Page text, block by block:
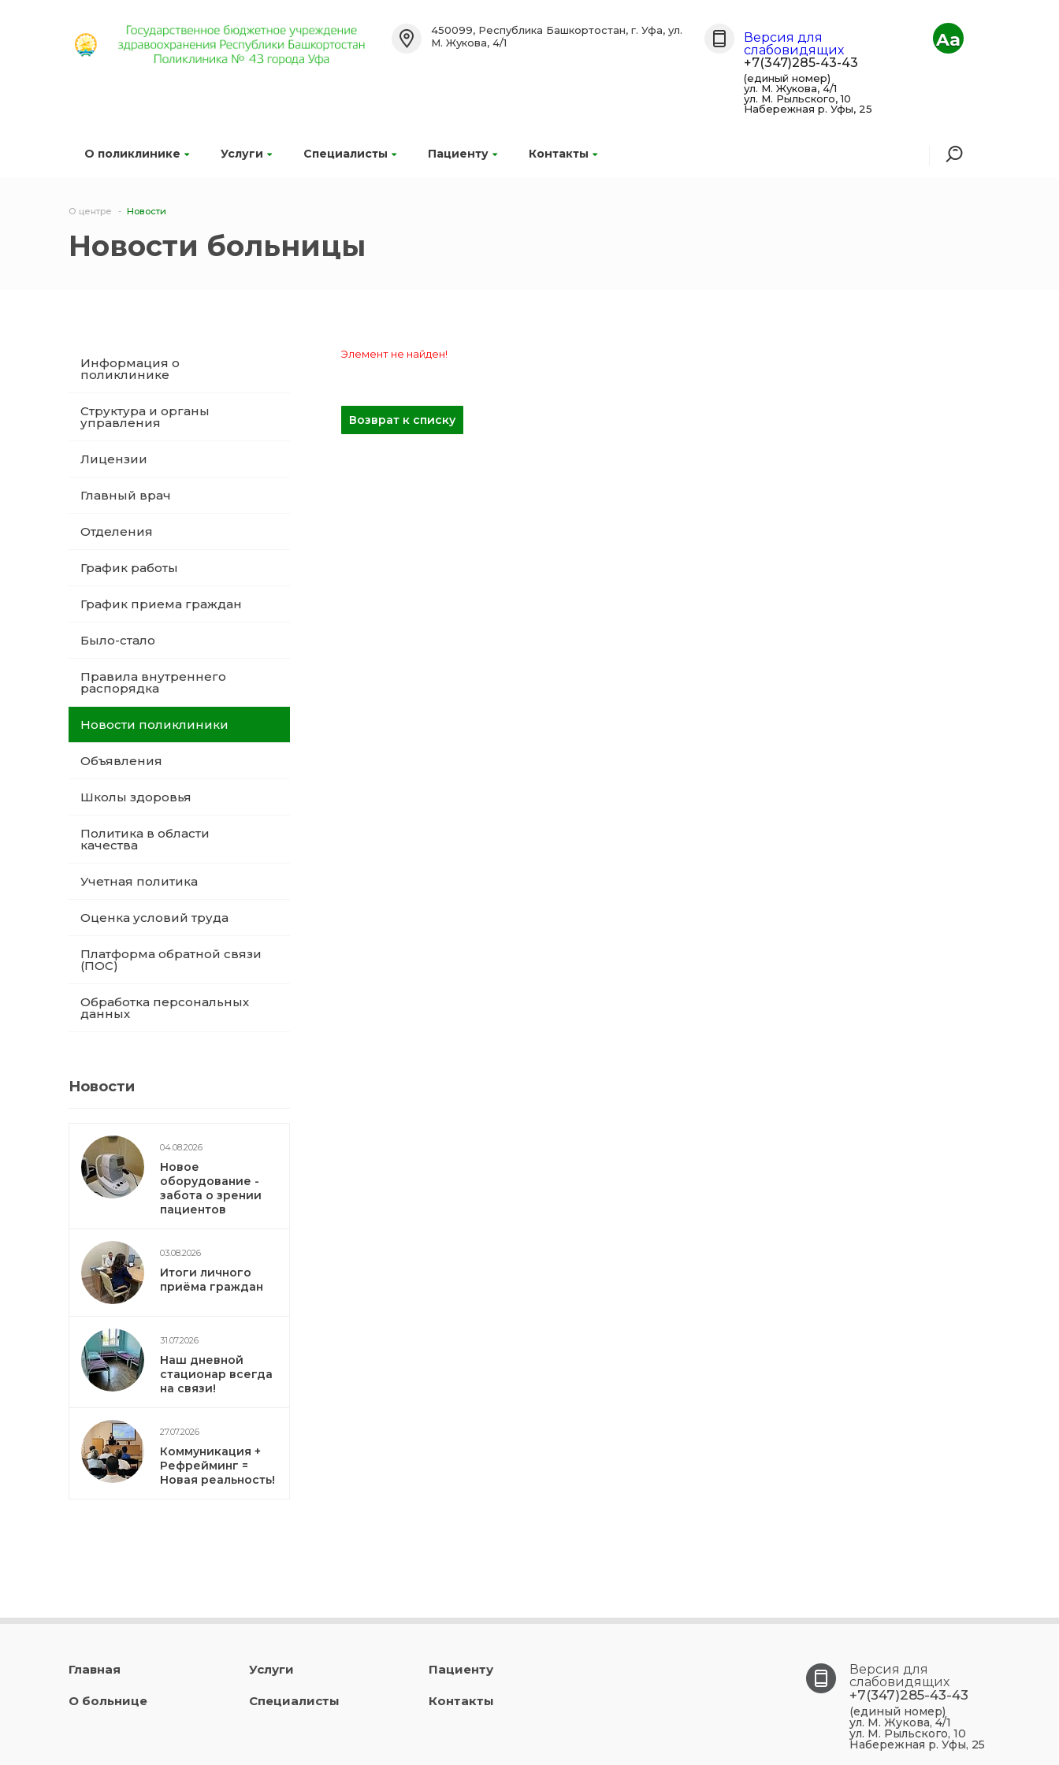
О поликлинике Услуги Специалисты Пациенту Контакты
450099, Республика Башкортостан, г. Уфа, ул.
М. Жукова, 4/1
Версия для
слабовидящих
+7(347)285-43-43
(единый номер)
ул. М. Жукова, 4/1
ул. М. Рыльского, 10
Набережная р. Уфы, 25
Aa
О центре Новости
Новости больницы
Информация о
поликлинике
Структура и органы
управления
Лицензии
Главный врач
Отделения
График работы
График приема граждан
Было-стало
Правила внутреннего
распорядка
Новости поликлиники
Объявления
Школы здоровья
Политика в области
качества
Учетная политика
Оценка условий труда
Платформа обратной связи
(ПОС)
Обработка персональных
данных
Новости
04.08.2026
Новое
оборудование -
забота о зрении
пациентов
03.08.2026
Итоги личного
приёма граждан
31.07.2026
Наш дневной
стационар всегда
на связи!
27.07.2026
Коммуникация +
Рефрейминг =
Новая реальность!
Элемент не найден!
Возврат к списку
Главная
О больнице
Услуги
Специалисты
Пациенту
Контакты
Версия для
слабовидящих
+7(347)285-43-43
(единый номер)
ул. М. Жукова, 4/1
ул. М. Рыльского, 10
Набережная р. Уфы, 25